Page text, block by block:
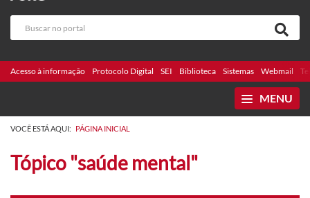
Acesso à informação Protocolo Digital SEI Biblioteca Sistemas Webmail
MENU
VOCÊ ESTÁ AQUI: PÁGINA INICIAL
Tópico "saúde mental"